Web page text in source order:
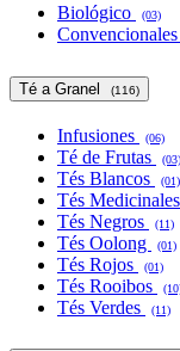
Biológico (03)
Convencionales
Té a Granel (116)
Infusiones (06)
Té de Frutas (03)
Tés Blancos (01)
Tés Medicinales
Tés Negros (11)
Tés Oolong (01)
Tés Rojos (01)
Tés Rooibos
Tés Verdes (11)